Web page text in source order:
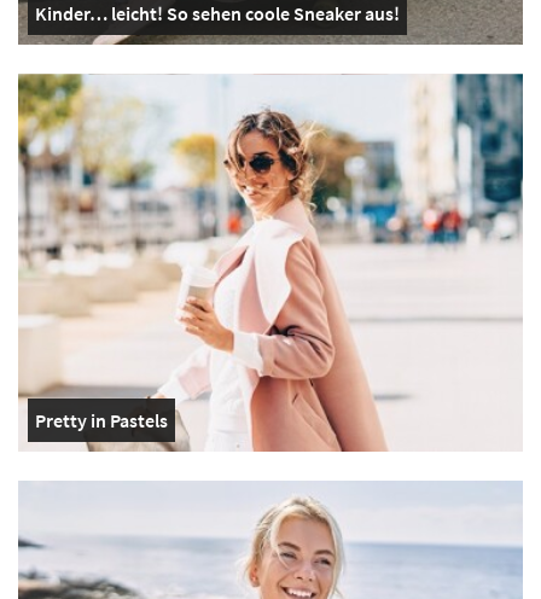
Kinder… leicht! So sehen coole Sneaker aus!
Pretty in Pastels